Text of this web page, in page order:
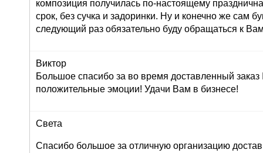
композиция получилась по-настоящему
срок, без сучка и задоринки. Ну и конечно же сам
следующий раз обязательно буду обращаться к
Виктор
Большое спасибо за во время доставленный
положительные эмоции! Удачи Вам в бизнесе!
Света
Спасибо большое за отличную организацию